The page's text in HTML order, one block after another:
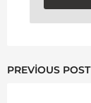
PREVIOUS POST